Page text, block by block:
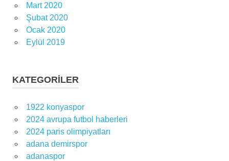
Mart 2020
Şubat 2020
Ocak 2020
Eylül 2019
KATEGORILER
1922 konyaspor
2024 avrupa futbol haberleri
2024 paris olimpiyatları
adana demirspor
adanaspor